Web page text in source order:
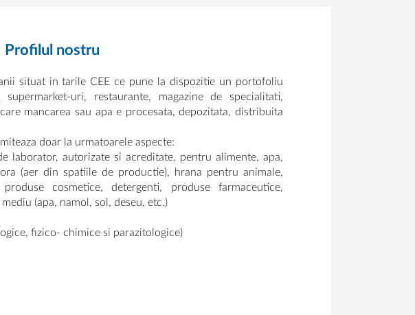
Profilul nostru
situat in tarile CEE ce pune la dispozitie un portofoliu
uri, restaurante, magazine de specialitati,
mancarea sau apa e procesata, depozitata, distribuita
doar la urmatoarele aspecte:
laborator, autorizate si acreditate, pentru alimente, apa,
(aer din spatiile de productie), hrana pentru animale,
cosmetice, detergenti, produse farmaceutice,
(apa, namol, sol, deseu, etc.)
fizico- chimice si parazitologice)